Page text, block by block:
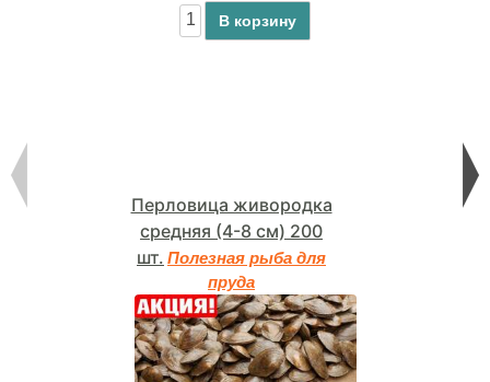
В корзину
Перловица живородка
средняя (4-8 см) 200
шт. Полезная рыба для
пруда